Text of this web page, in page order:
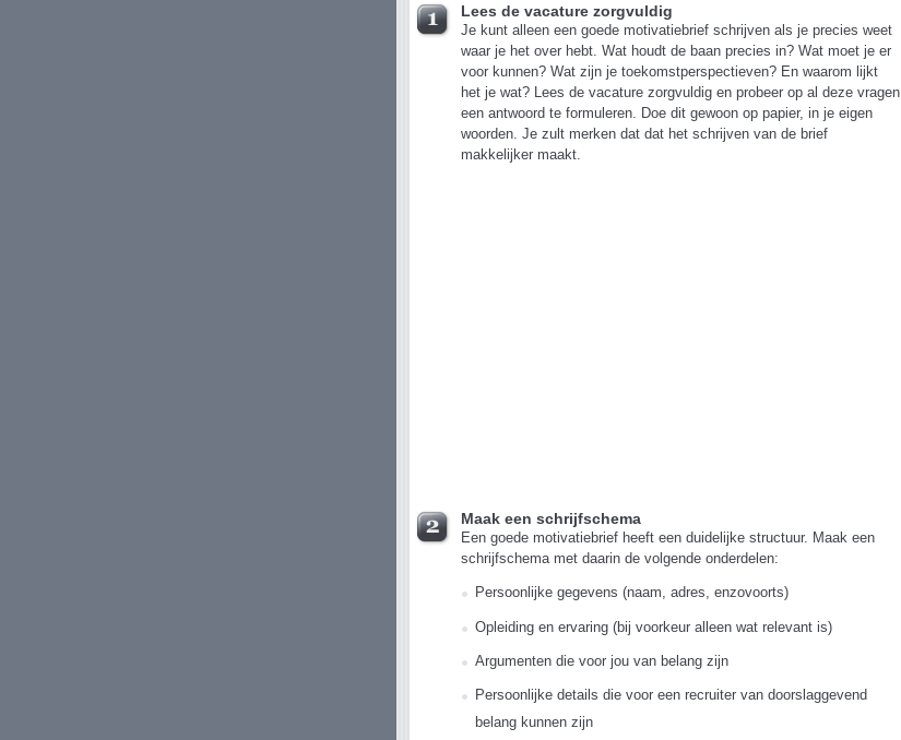
Lees de vacature zorgvuldig
Je kunt alleen een goede motivatiebrief schrijven als je precies weet
waar je het over hebt. Wat houdt de baan precies in? Wat moet je er
voor kunnen? Wat zijn je toekomstperspectieven? En waarom lijkt
het je wat? Lees de vacature zorgvuldig en probeer op al deze vragen
een antwoord te formuleren. Doe dit gewoon op papier, in je eigen
woorden. Je zult merken dat dat het schrijven van de brief
makkelijker maakt.
Maak een schrijfschema
Een goede motivatiebrief heeft een duidelijke structuur. Maak een
schrijfschema met daarin de volgende onderdelen:
Persoonlijke gegevens (naam, adres, enzovoorts)
Opleiding en ervaring (bij voorkeur alleen wat relevant is)
Argumenten die voor jou van belang zijn
Persoonlijke details die voor een recruiter van doorslaggevend
belang kunnen zijn